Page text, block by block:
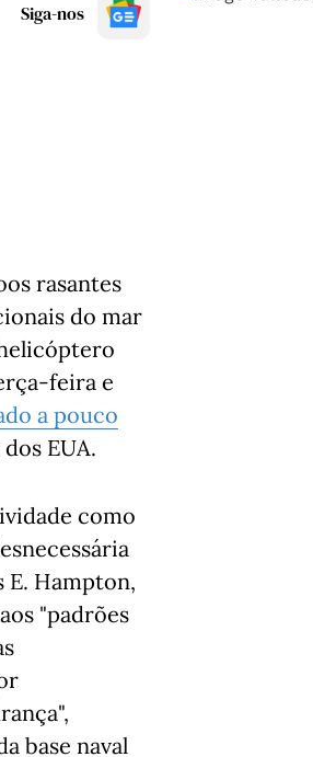
Siga-nos
rasantes
do mar
feira e
a pouco
EUA.
como
E. Hampton,
"padrões
base naval